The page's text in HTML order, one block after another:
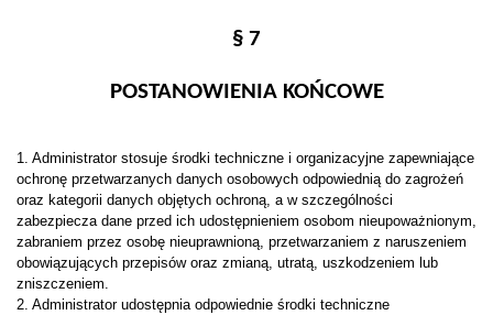
§ 7
POSTANOWIENIA KOŃCOWE
1. Administrator stosuje środki techniczne i organizacyjne zapewniające
ochronę przetwarzanych danych osobowych odpowiednią do zagrożeń
oraz kategorii danych objętych ochroną, a w szczególności
zabezpiecza dane przed ich udostępnieniem osobom nieupoważnionym,
zabraniem przez osobę nieuprawnioną, przetwarzaniem z naruszeniem
obowiązujących przepisów oraz zmianą, utratą, uszkodzeniem lub
zniszczeniem.
2. Administrator udostępnia odpowiednie środki techniczne